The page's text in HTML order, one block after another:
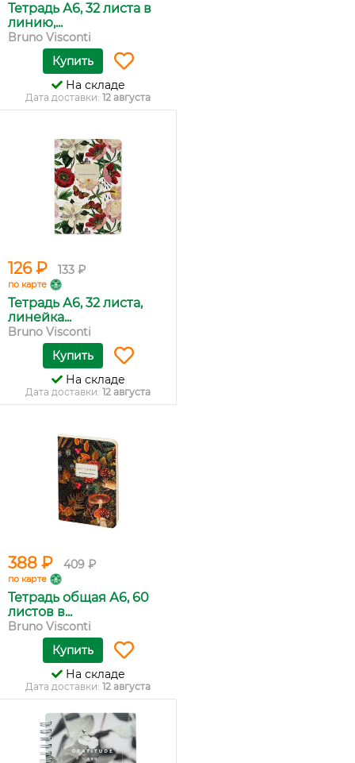
Тетрадь А6, 32 листа в
линию,...
Bruno Visconti
Купить
На складе
Дата доставки: 12 августа
126 ₽ 133 ₽
по карте
Тетрадь А6, 32 листа,
линейка...
Bruno Visconti
Купить
На складе
Дата доставки: 12 августа
388 ₽ 409 ₽
по карте
Тетрадь общая А6, 60
листов в...
Bruno Visconti
Купить
На складе
Дата доставки: 12 августа